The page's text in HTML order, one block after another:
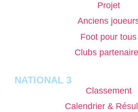
Projet
Anciens
Foot pour tous
Clubs
NATIONAL 3
Classement
Calendrier &